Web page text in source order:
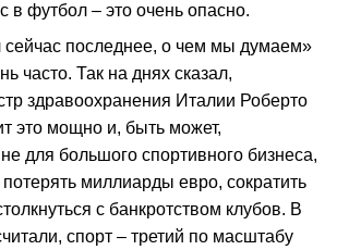
в футбол – это очень опасно.
сейчас последнее, о чем мы думаем»
часто. Так на днях сказал,
здравоохранения Италии Роберто
это мощно и, быть может,
для большого спортивного бизнеса,
потерять миллиарды евро, сократить
с банкротством клубов. В
спорт – третий по масштабу